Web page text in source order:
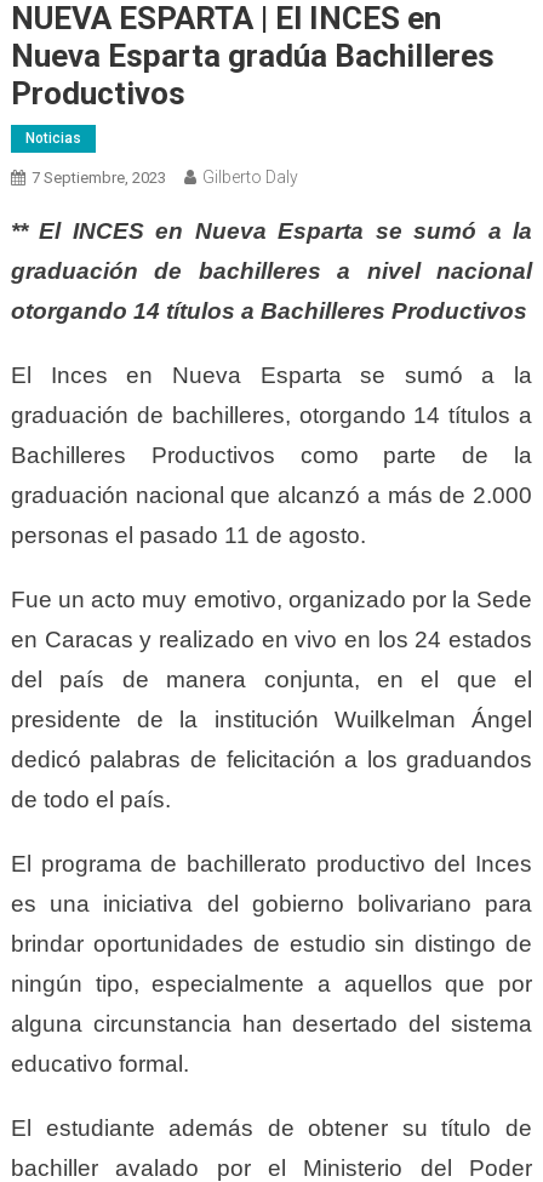
NUEVA ESPARTA | El INCES en
Nueva Esparta gradúa Bachilleres
Productivos
Noticias
7 Septiembre, 2023 Gilberto Daly
** El INCES en Nueva Esparta se sumó a la
graduación de bachilleres a nivel nacional
otorgando 14 títulos a Bachilleres Productivos
El Inces en Nueva Esparta se sumó a la
graduación de bachilleres, otorgando 14 títulos a
Bachilleres Productivos como parte de la
graduación nacional que alcanzó a más de 2.000
personas el pasado 11 de agosto.
Fue un acto muy emotivo, organizado por la Sede
en Caracas y realizado en vivo en los 24 estados
del país de manera conjunta, en el que el
presidente de la institución Wuilkelman Ángel
dedicó palabras de felicitación a los graduandos
de todo el país.
El programa de bachillerato productivo del Inces
es una iniciativa del gobierno bolivariano para
brindar oportunidades de estudio sin distingo de
ningún tipo, especialmente a aquellos que por
alguna circunstancia han desertado del sistema
educativo formal.
E l estudiante además de obtener su título de
bachiller avalado por el Ministerio del Poder